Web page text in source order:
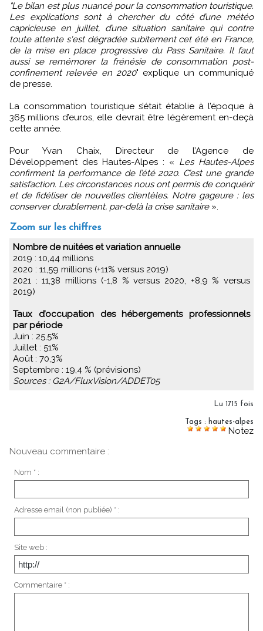
"Le bilan est plus nuancé pour la consommation touristique.
Les explications sont à chercher du côté d’une météo
capricieuse en juillet, d’une situation sanitaire qui contre
toute attente s'est dégradée subitement cet été en France,
de la mise en place progressive du Pass Sanitaire. Il faut
aussi se remémorer la frénésie de consommation post-
confinement relevée en 2020" explique un communiqué
de presse.
La consommation touristique s’était établie à l’époque à
365 millions d’euros, elle devrait être légèrement en-deçà
cette année.
Pour Yvan Chaix, Directeur de l’Agence de
Développement des Hautes-Alpes : « Les Hautes-Alpes
confirment la performance de l’été 2020. C’est une grande
satisfaction. Les circonstances nous ont permis de conquérir
et de fidéliser de nouvelles clientèles. Notre gageure : les
conserver durablement, par-delà la crise sanitaire».
Zoom sur les chiffres
Nombre de nuitées et variation annuelle
2019 : 10,44 millions
2020 : 11,59 millions (+11% versus 2019)
2021 : 11,38 millions (-1,8 % versus 2020, +8,9 % versus
2019)
Taux d’occupation des hébergements professionnels
par période
Juin : 25,5%
Juillet : 51%
Août : 70,3%
Septembre : 19,4 % (prévisions)
Sources : G2A/FluxVision/ADDET05
Lu 1715 fois
Tags : hautes-alpes
Notez
Nouveau commentaire :
Nom * :
Adresse email (non publiée) * :
Site web :
Commentaire * :